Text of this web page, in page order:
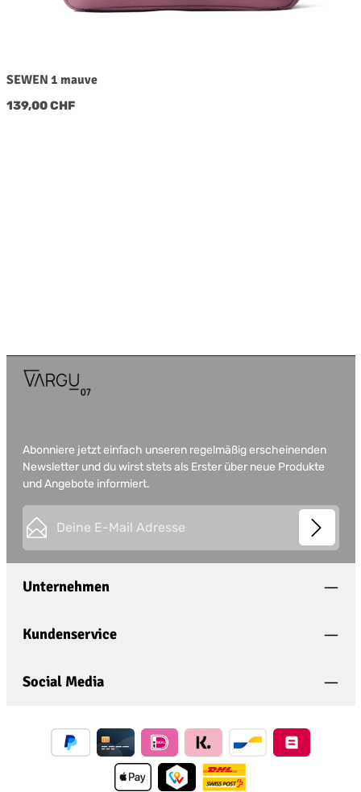
SEWEN 1 mauve
Regulärer Preis:
139,00 CHF
Abonniere jetzt einfach unseren regelmäßig erscheinenden
Newsletter und du wirst stets als Erster über neue Produkte
und Angebote informiert.
Datenschutz
Ich habe die
bin mit ihnen einverstanden.
Die mit einem Stern (*) markierten Felder sind
Unternehmen
Kundenservice
Social Media